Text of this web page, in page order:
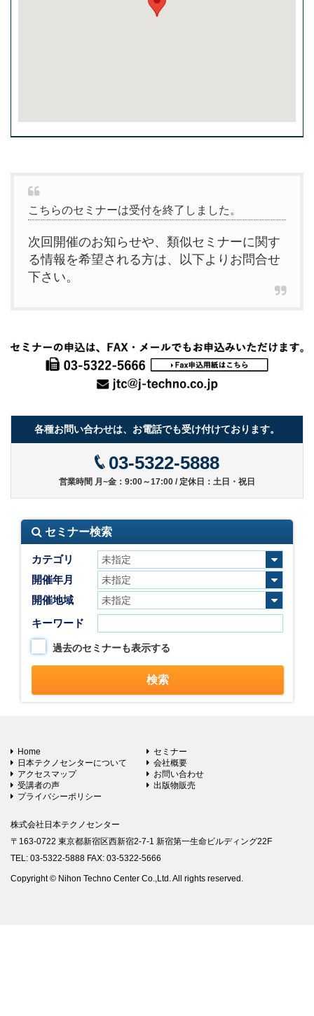
こちらのセミナーは受付を終了しました。
次回開催のお知らせや、類似セミナーに関す
る情報を希望される方は、以下よりお問合せ
下さい。
各種お問い合わせは、お電話でも受け付けております。
03-5322-5888
営業時間 月~金：9:00～17:00 / 定休日：土日・祝日
セミナー検索
カテゴリ
開催年月
開催地域
キーワード
過去のセミナーも表示する
Home
セミナー
日本テクノセンターについて
会社概要
アクセスマップ
お問い合わせ
受講者の声
出版物販売
プライバシーポリシー
株式会社日本テクノセンター
〒163-0722 東京都新宿区西新宿2-7-1 新宿第一生命ビルディング22F
TEL: 03-5322-5888 FAX: 03-5322-5666
Copyright © Nihon Techno Center Co.,Ltd. All rights reserved.